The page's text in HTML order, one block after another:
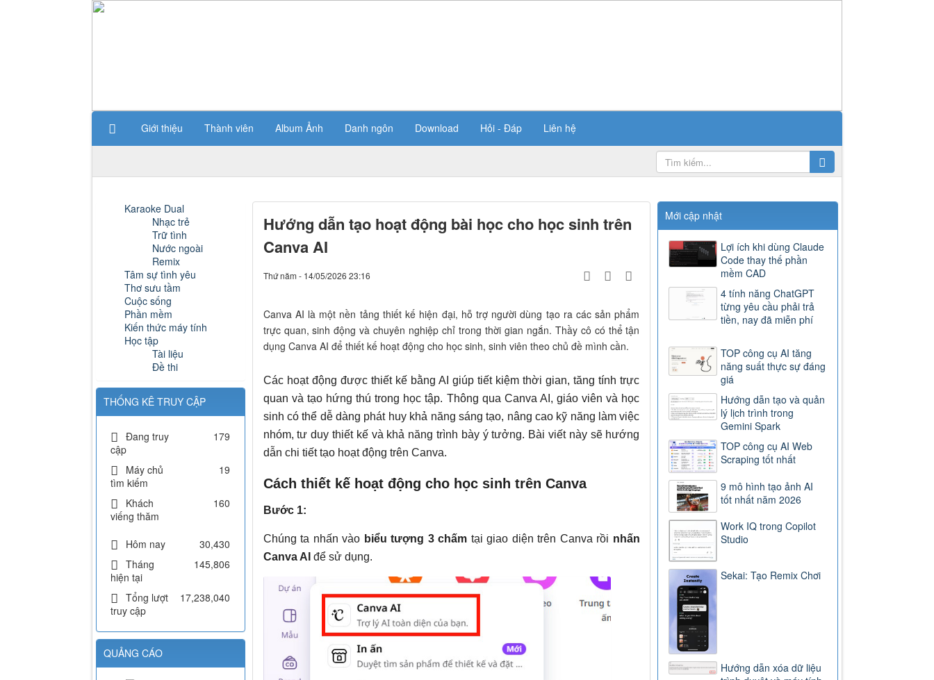
Giới thiệu Thành viên Album Ảnh Danh ngôn Download Hỏi - Đáp Liên hệ
Hướng dẫn tạo hoạt động bài học cho học sinh trên
Canva AI
Thứ năm - 14/05/2026 23:16
Canva AI là một nền tảng thiết kế hiện đại, hỗ trợ người dùng tạo ra các sản phẩm
trực quan, sinh động và chuyên nghiệp chỉ trong thời gian ngắn. Thầy cô có thể tận
dụng Canva AI để thiết kế hoạt động cho học sinh, sinh viên theo chủ đề mình cần.
Các hoạt động được thiết kế bằng AI giúp tiết kiệm thời gian, tăng tính trực
quan và tạo hứng thú trong học tập. Thông qua Canva AI, giáo viên và học
sinh có thể dễ dàng phát huy khả năng sáng tạo, nâng cao kỹ năng làm việc
nhóm, tư duy thiết kế và khả năng trình bày ý tưởng. Bài viết này sẽ hướng
dẫn chi tiết tạo hoạt động trên Canva.
Cách thiết kế hoạt động cho học sinh trên Canva
Bước 1:
Chúng ta nhấn vào biểu tượng 3 chấm tại giao diện trên Canva rồi nhấn
Canva AI để sử dụng.
Mới cập nhật
Lợi ích khi dùng Claude
Code thay thế phần
mềm CAD
4 tính năng ChatGPT
từng yêu cầu phải trả
tiền, nay đã miễn phí
TOP công cụ AI tăng
năng suất thực sự đáng
giá
Hướng dẫn tạo và quản
lý lịch trình trong
Gemini Spark
TOP công cụ AI Web
Scraping tốt nhất
9 mô hình tạo ảnh AI
tốt nhất năm 2026
Work IQ trong Copilot
Studio
Sekai: Tạo Remix Chơi
Hướng dẫn xóa dữ liệu
Karaoke Dual
Nhạc trẻ
Trữ tình
Nước ngoài
Remix
Tâm sự tình yêu
Thơ sưu tầm
Cuộc sống
Phần mềm
Kiến thức máy tính
Học tập
Tài liệu
Đề thi
THỐNG KÊ TRUY CẬP
Đang truy
cập
179
Máy chủ
tìm kiếm
19
Khách
viếng thăm
160
Hôm nay
30,430
Tháng
hiện tại
145,806
Tổng lượt
truy cập
17,238,040
QUẢNG CÁO